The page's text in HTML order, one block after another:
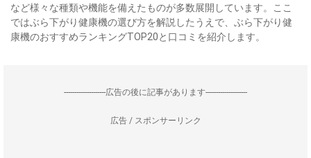
など様々な種類や機能を備えたものが多数展開しています。ここ
ではぶら下がり健康機の選び方を解説したうえで、ぶら下がり健
康機のおすすめランキングTOP20と口コミを紹介します。
--------------------広告の後に記事があります--------------------
広告 / スポンサーリンク